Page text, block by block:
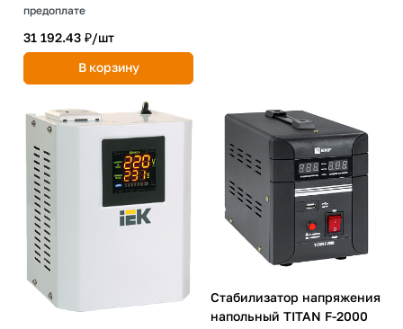
предоплате
31 192.43 ₽/шт
В корзину
Стабилизатор напряжения
напольный TITAN F-2000